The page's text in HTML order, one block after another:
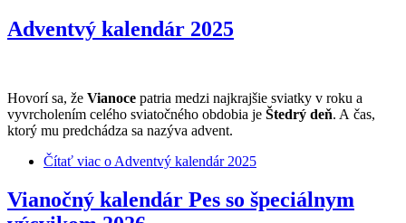
Adventvý kalendár 2025
Hovorí sa, že Vianoce patria medzi najkrajšie sviatky v roku a
vyvrcholením celého sviatočného obdobia je Štedrý deň. A čas,
ktorý mu predchádza sa nazýva advent.
Čítať viac o Adventvý kalendár 2025
Vianočný kalendár Pes so špeciálnym